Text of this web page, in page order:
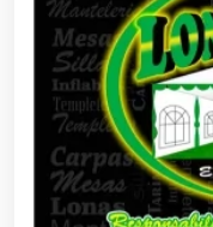
Asesores